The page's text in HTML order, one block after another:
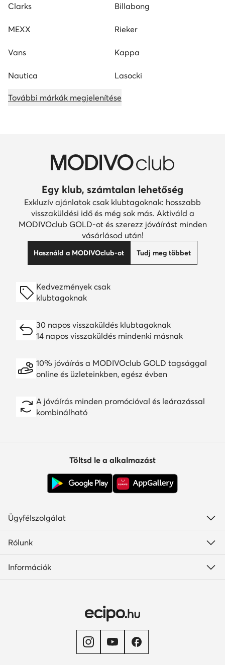
Clarks Billabong
MEXX Rieker
Vans Kappa
Nautica Lasocki
További márkák megjelenítése
Egy klub, számtalan lehetőség
Exkluzív ajánlatok csak klubtagoknak: hosszabb
visszaküldési idő és még sok más. Aktiváld a
MODIVOclub GOLD-ot és szerezz jóváírást minden
vásárlásod után!
Használd a MODIVOclub-ot Tudj meg többet
Kedvezmények csak
klubtagoknak
30 napos visszaküldés klubtagoknak
14 napos visszaküldés mindenki másnak
10% jóváírás a MODIVOclub GOLD tagsággal
online és üzleteinkben, egész évben
A jóváírás minden promócióval és leárazással
kombinálható
Töltsd le a alkalmazást
Ügyfélszolgálat
Rólunk
Információk